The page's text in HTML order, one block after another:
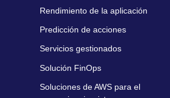
Rendimiento de la aplicación
Predicción de acciones
Servicios gestionados
Solución FinOps
Soluciones de AWS para el